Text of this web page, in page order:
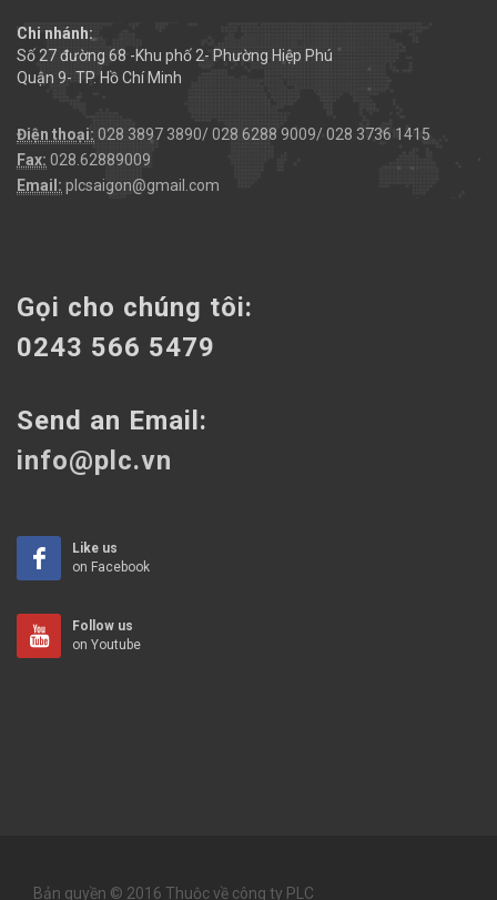
Chi nhánh:
Số 27 đường 68 -Khu phố 2- Phường Hiệp Phú
Quận 9- TP. Hồ Chí Minh
Điện thoại: 028 3897 3890/ 028 6288 9009/ 028 3736 1415
Fax: 028.62889009
Email: plcsaigon@gmail.com
Gọi cho chúng tôi:
0243 566 5479
Send an Email:
info@plc.vn
Like us
on Facebook
Follow us
on Youtube
Bản quyền © 2016 Thuộc về công ty PLC